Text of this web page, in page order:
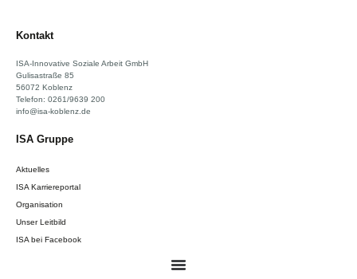
Kontakt
ISA-Innovative Soziale Arbeit GmbH
Gulisastraße 85
56072 Koblenz
Telefon: 0261/9639 200
info@isa-koblenz.de
ISA Gruppe
Aktuelles
ISA Karriereportal
Organisation
Unser Leitbild
ISA bei Facebook